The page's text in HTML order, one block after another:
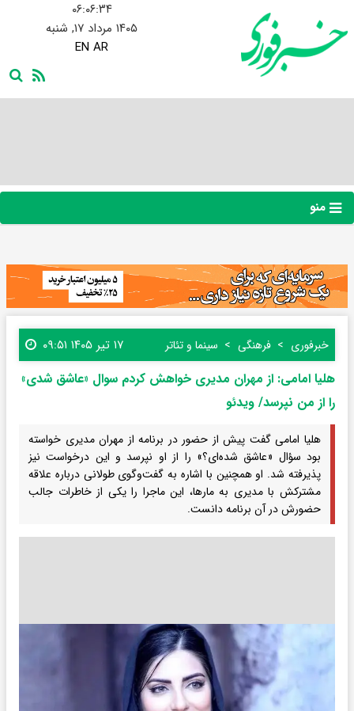
۰۶:۰۶:۳۵
۱۴۰۵ مرداد ۱۷, شنبه
EN AR
منو
خبرفوری فرهنگی سینما و تئاتر ۱۷ تیر ۱۴۰۵ ۰۹:۵۱
هلیا امامی: از مهران مدیری خواهش کردم سوال «عاشق شدی»
را از من نپرسد/ ویدئو
هلیا امامی گفت پیش از حضور در برنامه از مهران مدیری خواسته
بود سؤال «عاشق شده‌ای؟» را از او نپرسد و این درخواست نیز
پذیرفته شد. او همچنین با اشاره به گفت‌وگوی طولانی درباره علاقه
مشترکش با مدیری به مارها، این ماجرا را یکی از خاطرات جالب
حضورش در آن برنامه دانست.